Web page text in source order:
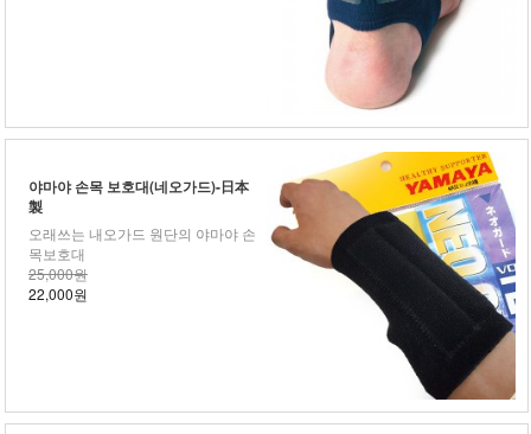
야마야 손목 보호대(네오가드)-日本
製
오래쓰는 내오가드 원단의 야마야 손
목보호대
25,000원
22,000원